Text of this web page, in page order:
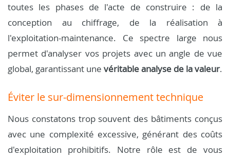
toutes les phases de l'acte de construire : de la
conception au chiffrage, de la réalisation à
l'exploitation-maintenance. Ce spectre large nous
permet d'analyser vos projets avec un angle de vue
global, garantissant une véritable analyse de la valeur.
Éviter le sur-dimensionnement technique
Nous constatons trop souvent des bâtiments conçus
avec une complexité excessive, générant des coûts
d'exploitation prohibitifs. Notre rôle est de vous